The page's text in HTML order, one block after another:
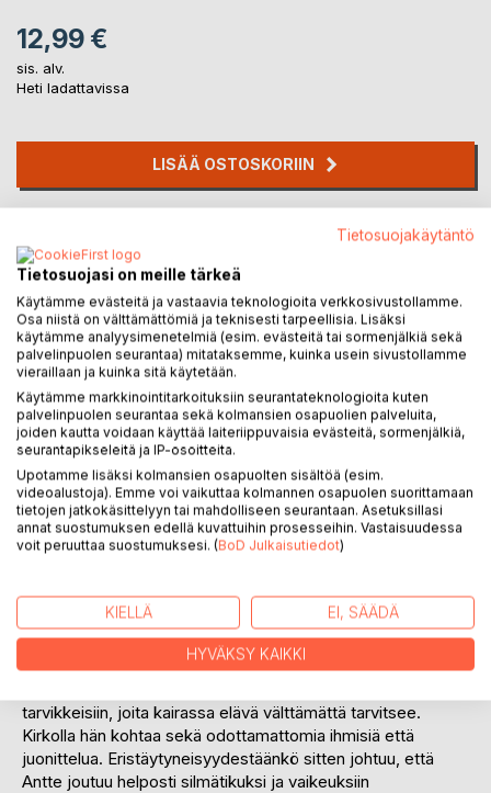
12,99 €
sis. alv.
Heti ladattavissa
LISÄÄ OSTOSKORIIN
Arvostele tuote
KUVAUS
Oman elämänsä erakko on tarina Antte Akkimuksesta,
miehestä, joka on jättänyt yhteiskunnan ja muuttanut
erakoksi Pohjois-Suomen erämaahan. Kirjassa seurataan
hänen arkeaan kairassa - metsästystä, kalastusta,
pohdintojaan elämästä, yhteiskunnasta ja yksinäisyydestä.
Ei Antte aivan yksin kairassa kuitenkaan kulje, onhan hänellä
seuranaan ihmisen paras ystävä, Manne-koira.
Tarinan vauhti kiihtyy, kun Antte lähtee pitkälle talvimatkalle
tarvikkeisiin, joita kairassa elävä välttämättä tarvitsee.
Kirkolla hän kohtaa sekä odottamattomia ihmisiä että
juonittelua. Eristäytyneisyydestäänkö sitten johtuu, että
Antte joutuu helposti silmätikuksi ja vaikeuksiin
Tietosuojakäytäntö
Tietosuojasi on meille tärkeä
Käytämme evästeitä ja vastaavia teknologioita verkkosivustollamme.
Osa niistä on välttämättömiä ja teknisesti tarpeellisia. Lisäksi
käytämme analyysimenetelmiä (esim. evästeitä tai sormenjälkiä sekä
palvelinpuolen seurantaa) mitataksemme, kuinka usein sivustollamme
vieraillaan ja kuinka sitä käytetään.
Käytämme markkinointitarkoituksiin seurantateknologioita kuten
palvelinpuolen seurantaa sekä kolmansien osapuolien palveluita,
joiden kautta voidaan käyttää laiteriippuvaisia evästeitä, sormenjälkiä,
seurantapikseleitä ja IP-osoitteita.
Upotamme lisäksi kolmansien osapuolten sisältöä (esim.
videoalustoja). Emme voi vaikuttaa kolmannen osapuolen suorittamaan
tietojen jatkokäsittelyyn tai mahdolliseen seurantaan. Asetuksillasi
annat suostumuksen edellä kuvattuihin prosesseihin. Vastaisuudessa
voit peruuttaa suostumuksesi. (BoD Julkaisutiedot)
KIELLÄ EI, SÄÄDÄ
HYVÄKSY KAIKKI